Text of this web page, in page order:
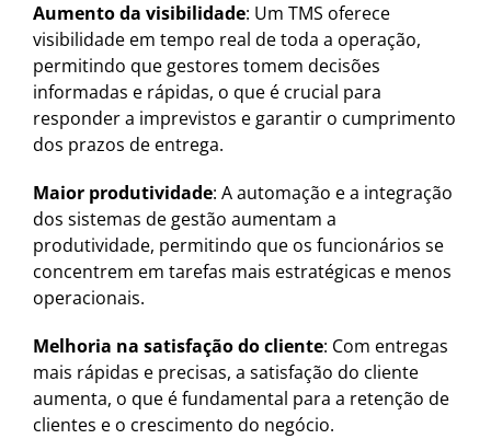
Aumento da visibilidade: Um TMS oferece
visibilidade em tempo real de toda a operação,
permitindo que gestores tomem decisões
informadas e rápidas, o que é crucial para
responder a imprevistos e garantir o cumprimento
dos prazos de entrega.
Maior produtividade: A automação e a integração
dos sistemas de gestão aumentam a
produtividade, permitindo que os funcionários se
concentrem em tarefas mais estratégicas e menos
operacionais.
Melhoria na satisfação do cliente: Com entregas
mais rápidas e precisas, a satisfação do cliente
aumenta, o que é fundamental para a retenção de
clientes e o crescimento do negócio.